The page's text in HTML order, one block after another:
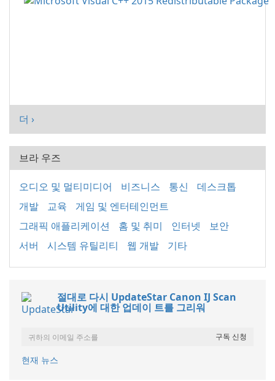
더 ›
브라 우즈
오디오 및 멀티미디어 비즈니스 통신
데스크톱
개발
교육
게임 및 엔터테인먼트
그래픽 애플리케이션
홈 및 취미 인터넷
보안
서버
시스템 유틸리티 웹 개발 기타
절대로 다시 UpdateStar Canon IJ Scan
Utility에 대한 업데이 트를 그리워
현재 뉴스